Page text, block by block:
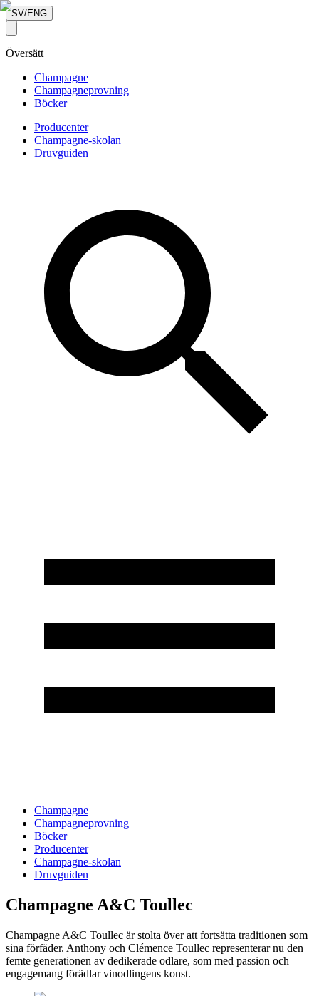
SV/ENG
Översätt
Champagne
Champagneprovning
Böcker
Producenter
Champagne-skolan
Druvguiden
Champagne
Champagneprovning
Böcker
Producenter
Champagne-skolan
Druvguiden
Champagne A&C Toullec
Champagne A&C Toullec är stolta över att fortsätta traditionen som
sina förfäder. Anthony och Clémence Toullec representerar nu den
femte generationen av dedikerade odlare, som med passion och
engagemang förädlar vinodlingens konst.